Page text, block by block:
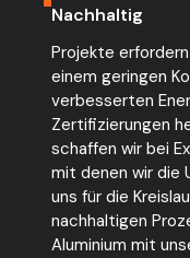
Nachhaltig
Projekte
einem geringen
verbesserten
Zertifizierungen
schaffen wir bei
mit denen wir die
uns für die
nachhaltigen
Aluminium mit